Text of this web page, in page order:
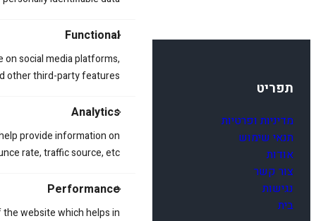
Functional
social media platforms,
other third-party features.
Analytics
provide information on
rate, traffic source, etc.
Performance
website which helps in
תפריט
מדיניות ופרטיות
תנאי שימוש
אודות
צור קשר
נגישות
בית